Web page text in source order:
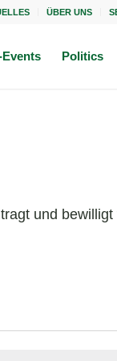
ÜBER UNS
Events Politics
und bewilligt